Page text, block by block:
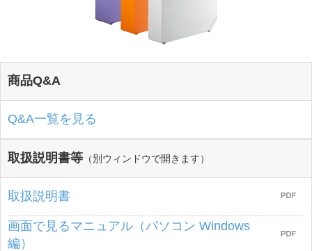
商品Q&A
Q&A一覧を見る
取扱説明書等 （別ウィンドウで開きます）
取扱説明書
画面で見るマニュアル（パソコン Windows
編）